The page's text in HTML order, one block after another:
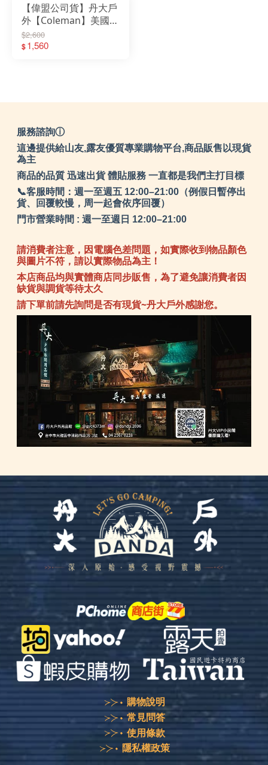
【偉盟公司貨】丹大戶
外【Coleman】美國
CPX6 倒掛式LED營燈
III CM-27302｜營燈｜
$2,600
$1,560
服務諮詢ⓘ
這邊提供給山友,露友優質專業購物平台,商品販售以現貨
為主
商品的品質 迅速出貨 體貼服務 一直都是我們主打目標
📞客服時間：週一至週五 12:00–21:00（例假日暫停出
貨、回覆較慢，周一起會依序回覆）
門市營業時間 : 週一至週日 12:00–21:00
請消費者注意，因電腦色差問題，如實際收到物品顏色
與圖片不符，請以實際物品為主！
本店商品均與實體商店同步販售，為了避免讓消費者因
缺貨與調貨等待太久
請下單前請先詢問是否有現貨~丹大戶外感謝您。
購物說明
常見問答
使用條款
隱私權政策